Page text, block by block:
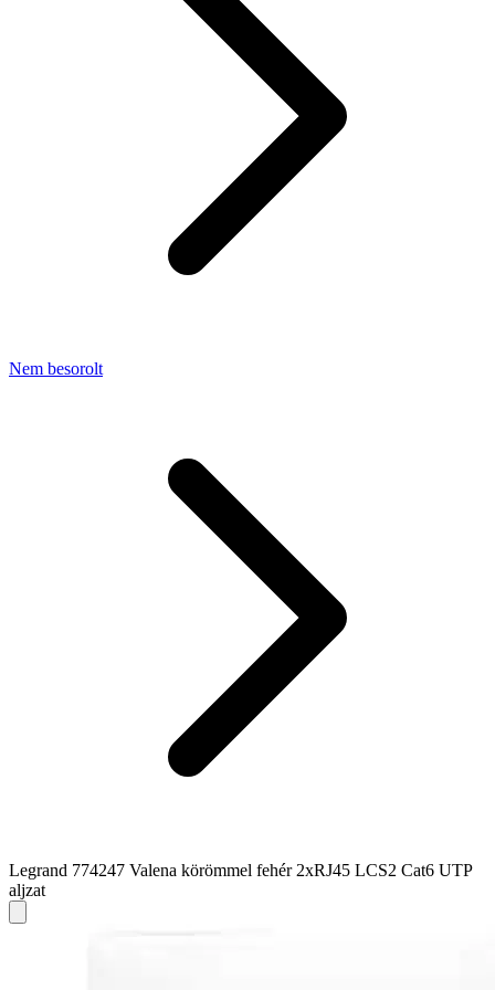
Nem besorolt
Legrand 774247 Valena körömmel fehér 2xRJ45 LCS2 Cat6 UTP
aljzat